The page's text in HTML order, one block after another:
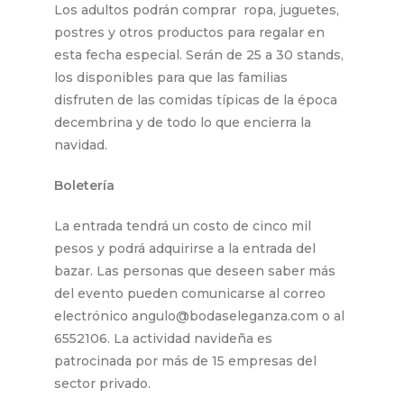
Los adultos podrán comprar ropa, juguetes,
postres y otros productos para regalar en
esta fecha especial. Serán de 25 a 30 stands,
los disponibles para que las familias
disfruten de las comidas típicas de la época
decembrina y de todo lo que encierra la
navidad.
Boletería
La entrada tendrá un costo de cinco mil
pesos y podrá adquirirse a la entrada del
bazar. Las personas que deseen saber más
del evento pueden comunicarse al correo
electrónico angulo@bodaseleganza.com o al
6552106. La actividad navideña es
patrocinada por más de 15 empresas del
sector privado.